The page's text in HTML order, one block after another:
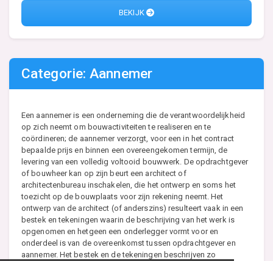
BEKIJK
Categorie: Aannemer
Een aannemer is een onderneming die de verantwoordelijkheid
op zich neemt om bouwactiviteiten te realiseren en te
coördineren; de aannemer verzorgt, voor een in het contract
bepaalde prijs en binnen een overeengekomen termijn, de
levering van een volledig voltooid bouwwerk. De opdrachtgever
of bouwheer kan op zijn beurt een architect of
architectenbureau inschakelen, die het ontwerp en soms het
toezicht op de bouwplaats voor zijn rekening neemt. Het
ontwerp van de architect (of anderszins) resulteert vaak in een
bestek en tekeningen waarin de beschrijving van het werk is
opgenomen en hetgeen een onderlegger vormt voor en
onderdeel is van de overeenkomst tussen opdrachtgever en
aannemer. Het bestek en de tekeningen beschrijven zo